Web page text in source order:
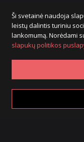
Ši svetainė naudoja
leistų dalintis turiniu
lankomumą. Norėdami
slapukų politikos